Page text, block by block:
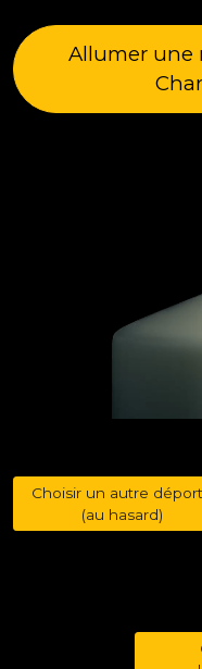
Allumer une
Choisir un autre
(au hasard)